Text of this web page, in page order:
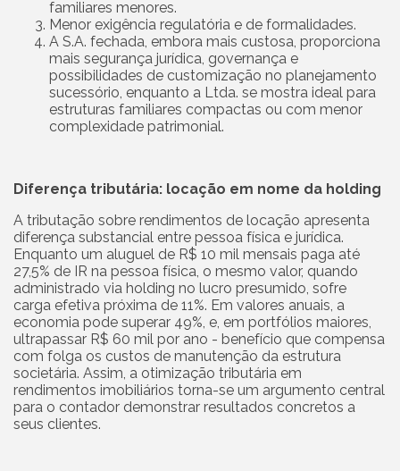
familiares menores.
Menor exigência regulatória e de formalidades.
A S.A. fechada, embora mais custosa, proporciona
mais segurança jurídica, governança e
possibilidades de customização no planejamento
sucessório, enquanto a Ltda. se mostra ideal para
estruturas familiares compactas ou com menor
complexidade patrimonial.
Diferença tributária: locação em nome da holding
A tributação sobre rendimentos de locação apresenta
diferença substancial entre pessoa física e jurídica.
Enquanto um aluguel de R$ 10 mil mensais paga até
27,5% de IR na pessoa física, o mesmo valor, quando
administrado via holding no lucro presumido, sofre
carga efetiva próxima de 11%. Em valores anuais, a
economia pode superar 49%, e, em portfólios maiores,
ultrapassar R$ 60 mil por ano - benefício que compensa
com folga os custos de manutenção da estrutura
societária. Assim, a otimização tributária em
rendimentos imobiliários torna-se um argumento central
para o contador demonstrar resultados concretos a
seus clientes.